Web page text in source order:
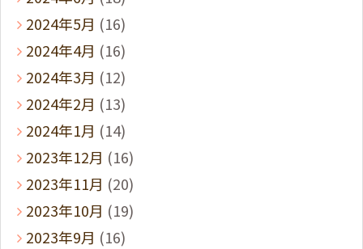
2024年5月 (16)
2024年4月 (16)
2024年3月 (12)
2024年2月 (13)
2024年1月 (14)
2023年12月 (16)
2023年11月 (20)
2023年10月 (19)
2023年9月 (16)